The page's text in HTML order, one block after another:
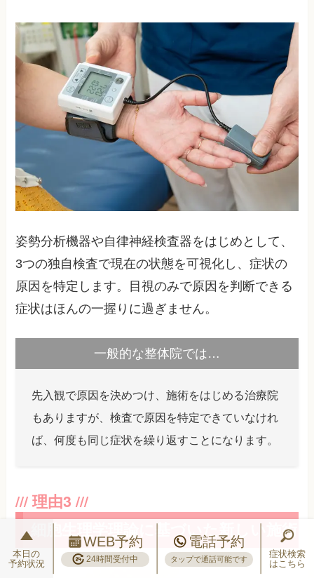
姿勢分析機器や自律神経検査器をはじめとして、
3つの独自検査で現在の状態を可視化し、症状の
原因を特定します。目視のみで原因を判断できる
症状はほんの一握りに過ぎません。
一般的な整体院では…
先入観で原因を決めつけ、施術をはじめる治療院
もありますが、検査で原因を特定できていなけれ
ば、何度も同じ症状を繰り返すことになります。
細胞生理学理論に基づいた新しい施術
本日の
予約状況
WEB予約
24時間受付中
電話予約
タップで通話可能です
症状検索
はこちら